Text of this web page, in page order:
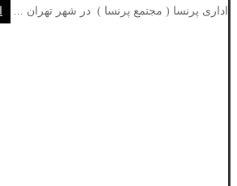
اداری پرنسا ( مجتمع پرنسا ) در شهر تهران ...